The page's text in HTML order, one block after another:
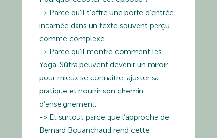
-> Parce qu’il t’offre une porte d’entrée
incarnée dans un texte souvent perçu
comme complexe.
-> Parce qu’il montre comment les
Yoga-Sûtra peuvent devenir un miroir
pour mieux se connaître, ajuster sa
pratique et nourrir son chemin
d’enseignement.
-> Et surtout parce que l’approche de
Bernard Bouanchaud rend cette